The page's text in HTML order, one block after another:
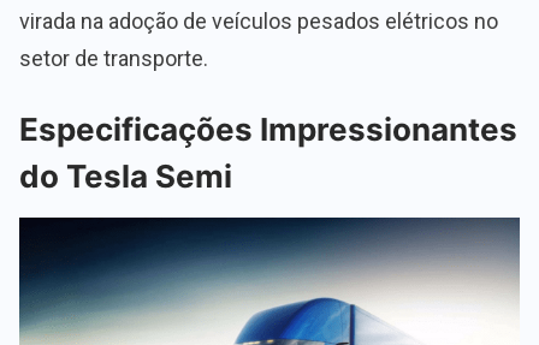
virada na adoção de veículos pesados elétricos no
setor de transporte.
Especificações Impressionantes
do Tesla Semi